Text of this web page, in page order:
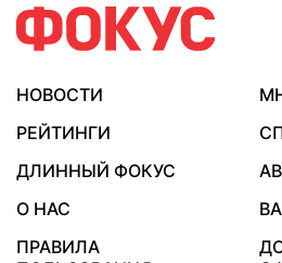
НОВОСТИ
РЕЙТИНГИ
ДЛИННЫЙ ФОКУС
О НАС
ПРАВИЛА